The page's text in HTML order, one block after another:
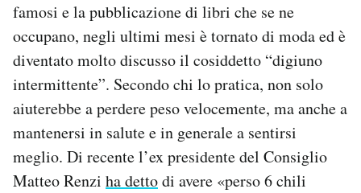
AREA PERSONALE
Area Personale
Newsletter
Notifiche mobile
Esci
famosi e la pubblicazione di libri che se ne
occupano, negli ultimi mesi è tornato di moda ed è
diventato molto discusso il cosiddetto “digiuno
intermittente”. Secondo chi lo pratica, non solo
aiuterebbe a perdere peso velocemente, ma anche a
mantenersi in salute e in generale a sentirsi
meglio. Di recente l’ex presidente del Consiglio
Matteo Renzi ha dettodi avere «perso 6 chili